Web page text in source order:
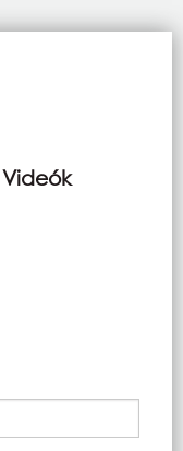
Videók